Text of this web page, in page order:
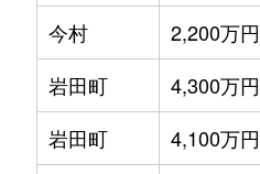
今村
2,200万円
岩田町
4,300万円
岩田町
4,100万円